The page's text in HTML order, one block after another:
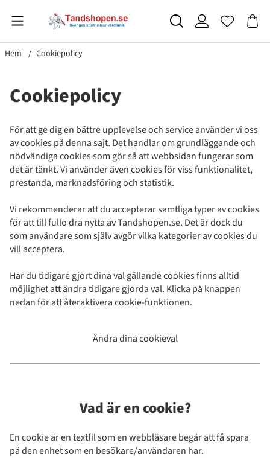
Hem Cookiepolicy
Cookiepolicy
För att ge dig en bättre upplevelse och service använder vi oss
av cookies på denna sajt. Det handlar om grundläggande och
nödvändiga cookies som gör så att webbsidan fungerar som
det är tänkt. Vi använder även cookies för viss funktionalitet,
prestanda, marknadsföring och statistik.
Vi rekommenderar att du accepterar samtliga typer av cookies
för att till fullo dra nytta av Tandshopen.se. Det är dock du
som användare som själv avgör vilka kategorier av cookies du
vill acceptera.
Har du tidigare gjort dina val gällande cookies finns alltid
möjlighet att ändra tidigare gjorda val. Klicka på knappen
nedan för att återaktivera cookie-funktionen.
Ändra dina cookieval
Vad är en cookie?
En cookie är en textfil som en webbläsare begär att få spara
på den enhet som en besökare/användaren har.